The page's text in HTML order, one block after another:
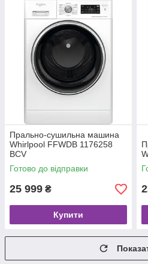
Прально-сушильна машина
Whirlpool FFWDB 1176258
BCV
Готово до відправки
25 999 ₴
Купити